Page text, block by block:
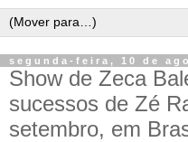
segunda-feira, 10 de
Show de Zeca
sucessos de Zé
setembro, em